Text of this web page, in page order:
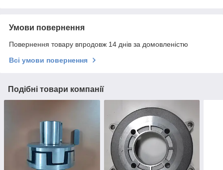
Умови повернення
Повернення товару впродовж 14 днів за домовленістю
Всі умови повернення
Подібні товари компанії